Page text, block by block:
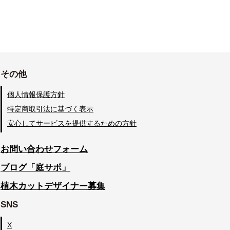
その他
個人情報保護方針
特定商取引法に基づく表示
安心してサービスを提供するための方針
お問い合わせフォーム
ブログ「庭サポ」
植木カットデザイナー募集
SNS
X